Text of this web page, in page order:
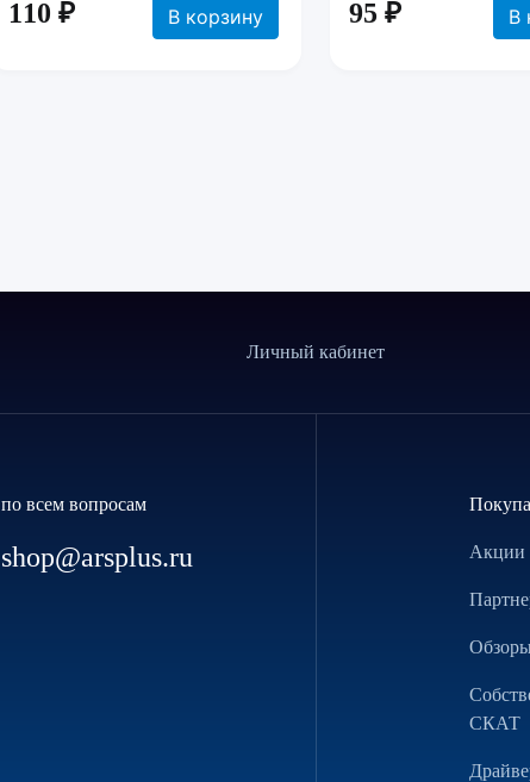
110 ₽ В корзину 95 ₽ В
Личный кабинет
по всем вопросам
shop@arsplus.ru Акции
СКАТ